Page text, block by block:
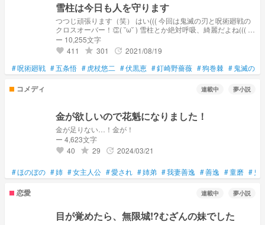
雪柱は今日も人を守ります
つつじ頑張ります（笑） はい((( 今回は鬼滅の刃と呪術廻戦の
クロスオーバー！👏( ˘ω˘ ) 雪柱とか絶対呼吸、綺麗だよね((( 落
ちは今のところ五条先生、伏黒恵、狗巻棘、七海建人の皆さん
で全ルート的なものを公開していこうと思います！ 私が7️⃣推
しだから七海が登場する時は話が少し長くなるかもしれない...
そこも纏めて大丈夫！ドンと来い！ という人はどうぞ、楽し
んで！
ー 10,255文字
favorite 411 grade 301 update 2021/08/19
#呪術廻戦 #五条悟 #虎杖悠二 #伏黒恵 #釘崎野薔薇 #狗巻棘 # 鬼滅の刃
コメディ 連載中 夢小説
金が欲しいので花魁になりました！
金が足りない…！金が！
ー 4,623文字
favorite 40 grade 29 update 2024/03/21
#ほのぼの #姉 #女主人公 #愛され #姉弟 #我妻善逸 #善逸 #童磨 # 鬼
恋愛 連載中 夢小説
目が覚めたら、無限城!?むざんの妹でした